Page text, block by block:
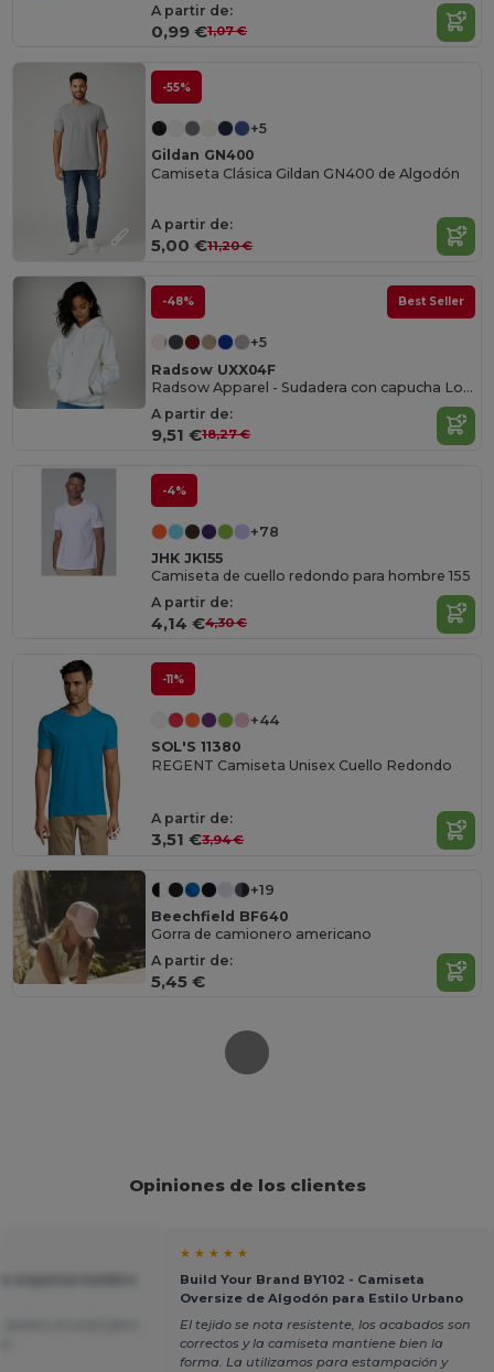
A partir de:
0,99 €1,07 €
-55%
+5
Gildan GN400
Camiseta Clásica Gildan GN400 de Algodón
A partir de:
5,00 €11,20 €
-48% Best Seller
+5
Radsow UXX04F
Radsow Apparel - Sudadera con capucha London para mujer
A partir de:
9,51 €18,27 €
-4%
+78
JHK JK155
Camiseta de cuello redondo para hombre 155
A partir de:
4,14 €4,30 €
-11%
+44
SOL'S 11380
REGENT Camiseta Unisex Cuello Redondo
A partir de:
3,51 €3,94 €
+19
Beechfield BF640
Gorra de camionero americano
A partir de:
5,45 €
Opiniones de los clientes
★ ★ ★ ★ ★
Build Your Brand BY102 - Camiseta
Oversize de Algodón para Estilo Urbano
El tejido se nota resistente, los acabados son
correctos y la camiseta mantiene bien la
forma. La utilizamos para estampación y